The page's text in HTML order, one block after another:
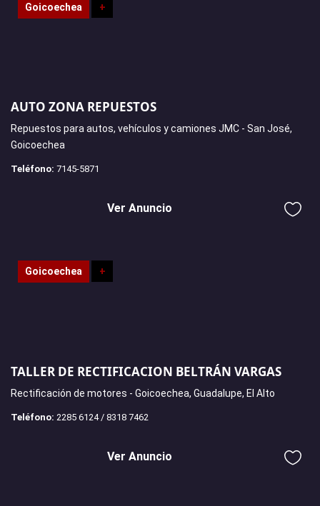
Goicoechea +
AUTO ZONA REPUESTOS
Repuestos para autos, vehículos y camiones JMC - San José,
Goicoechea
Teléfono: 7145-5871
Ver Anuncio
Goicoechea +
TALLER DE RECTIFICACION BELTRÁN VARGAS
Rectificación de motores - Goicoechea, Guadalupe, El Alto
Teléfono: 2285 6124 / 8318 7462
Ver Anuncio